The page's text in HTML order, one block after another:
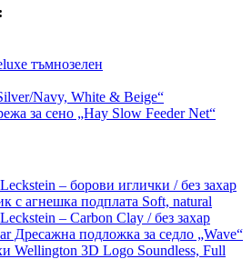
тъмнозелен
Navy, White & Beige“
за сено „Hay Slow Feeder Net“
– борови иглички / без захар
с агнешка подплата Soft, natural
– Carbon Clay / без захар
Дресажна подложка за седло „Wave“
Wellington 3D Logo Soundless, Full